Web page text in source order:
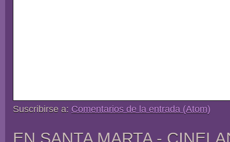
Suscribirse a: Comentarios de la entrada (Atom)